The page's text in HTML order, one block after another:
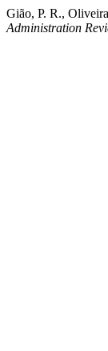
Gião, P. R.,
Administration